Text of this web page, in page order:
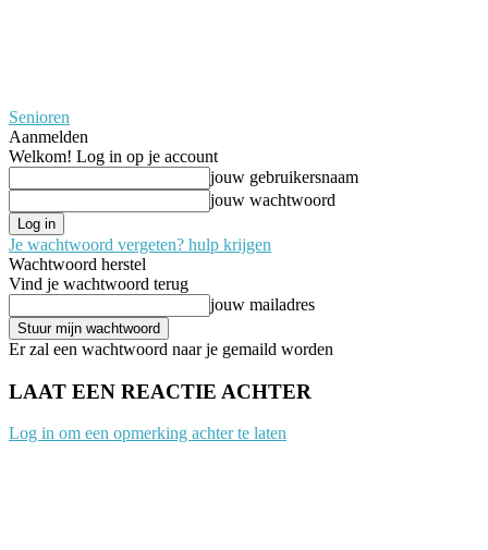
Senioren
Aanmelden
Welkom! Log in op je account
jouw gebruikersnaam
jouw wachtwoord
Je wachtwoord vergeten? hulp krijgen
Wachtwoord herstel
Vind je wachtwoord terug
jouw mailadres
Er zal een wachtwoord naar je gemaild worden
LAAT EEN REACTIE ACHTER
Log in om een opmerking achter te laten